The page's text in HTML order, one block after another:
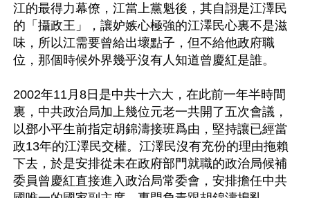
江的最得力幕僚，江當上黨魁後，其自詡是江澤民
的「攝政王」，讓妒嫉心極強的江澤民心裏不是滋
味，所以江需要曾給出壞點子，但不給他政府職
位，那個時候外界幾乎沒有人知道曾慶紅是誰。
2002年11月8日是中共十六大，在此前一年半時間
裏，中共政治局加上幾位元老一共開了五次會議，
以鄧小平生前指定胡錦濤接班爲由，堅持讓已經當
政13年的江澤民交權。江澤民沒有充份的理由拖賴
下去，於是安排從未在政府部門就職的政治局候補
委員曾慶紅直接進入政治局常委會，安排擔任中共